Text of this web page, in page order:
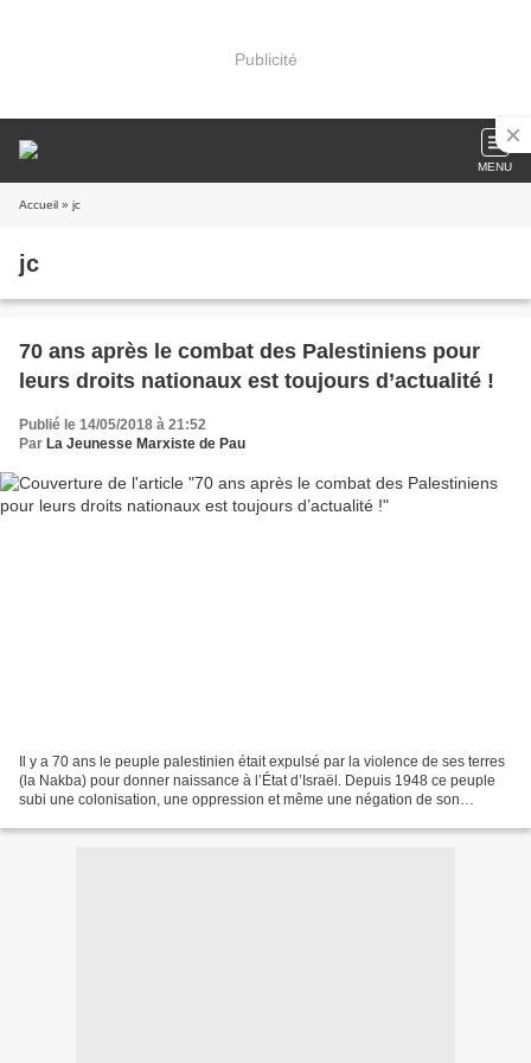
Publicité
MENU
Accueil » jc
jc
70 ans après le combat des Palestiniens pour
leurs droits nationaux est toujours d’actualité !
Publié le 14/05/2018 à 21:52
Par La Jeunesse Marxiste de Pau
Il y a 70 ans le peuple palestinien était expulsé par la violence de ses terres
(la Nakba) pour donner naissance à l’État d’Israël. Depuis 1948 ce peuple
subi une colonisation, une oppression et même une négation de son